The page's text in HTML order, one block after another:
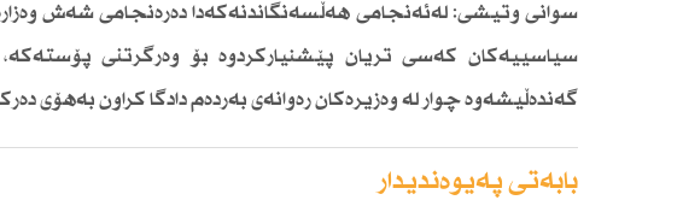
سوانی وتیشی: لەئەنجامی هەڵسەنگاندنەكەدا دەرەنجامی شەش
سیاسییەكان كەسی تریان پێشنیاركردوە بۆ وەرگرتنی
گەندەڵیشەوە چوار لە وەزیرەكان رەوانەی بەردەم دادگا كراون بەهۆی
بابەتی پەیوەندیدار